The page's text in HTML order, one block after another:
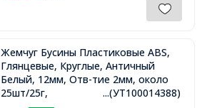
Жемчуг Бусины Пластиковые ABS,
Глянцевые, Круглые, Античный
Белый, 12мм, Отв-тие 2мм, около
25шт/25г,
...(УТ100014388)